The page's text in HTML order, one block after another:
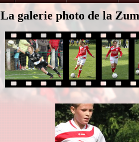
La galerie photo de la